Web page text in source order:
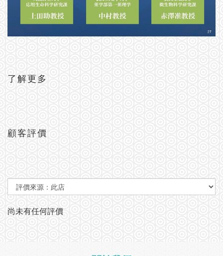
了解更多
顧客評價
尚未有任何評價